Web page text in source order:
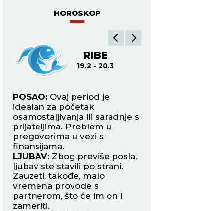
19.2 - 20.3
idealan za početak
osamostaljivanja ili saradnje s
prijateljima. Problem u
pregovorima u vezi s
finansijama.
LJUBAV:Zbog previše posla,
ljubav ste stavili po strani.
Zauzeti, takođe, malo
vremena provode s
partnerom, što će im on i
zameriti.
ZDRAVLJE: